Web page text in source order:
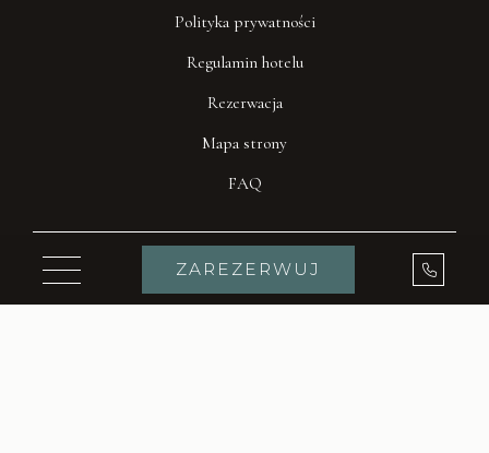
Polityka prywatności
Regulamin hotelu
Rezerwacja
Mapa strony
FAQ
Skontaktuj się z nami
Toggle navigationZAREZERWUJ